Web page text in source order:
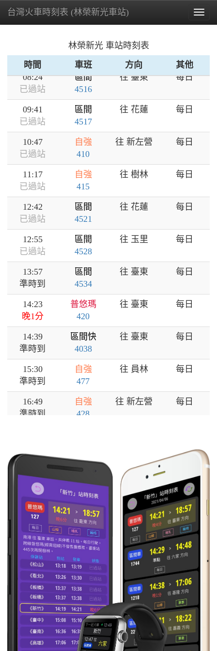
台灣火車時刻表 (林榮新光車站)
林榮新光 車站時刻表
時間
車班 方向
其他
08:24
已過站
區間
4516
往 臺東 每日
09:41
已過站
區間
4517
往 花蓮 每日
10:47
已過站
自強
410
往 新左營 每日
11:17
已過站
自強
415
往 樹林 每日
12:42
已過站
區間
4521
往 花蓮 每日
12:55
已過站
區間
4528
往 玉里 每日
13:57
準時到
區間
4534
往 臺東 每日
14:23
晚1分
普悠瑪
420
往 臺東 每日
14:39
準時到
區間快
4038
往 臺東 每日
15:30
準時到
自強
477
往 員林 每日
16:49
準時到
自強
428
往 新左營 每日
準時到
區間
往 花蓮